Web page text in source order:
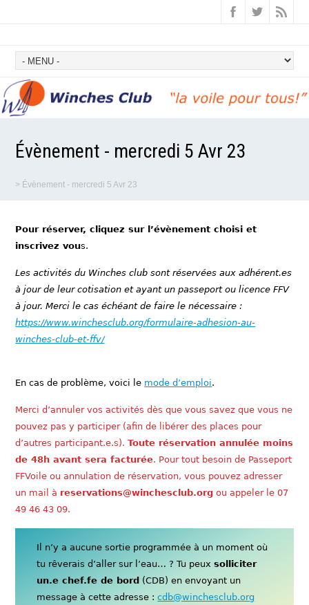
Évènement - mercredi 5 Avr 23
> Évènement - mercredi 5 Avr 23
Pour réserver, cliquez sur l’évènement choisi et
inscrivez vous.
Les activités du Winches club sont réservées aux adhérent.es
à jour de leur cotisation et ayant un passeport ou licence FFV
à jour. Merci le cas échéant de faire le nécessaire :
https://www.winchesclub.org/formulaire-adhesion-au-
winches-club-et-ffv/
En cas de problème, voici le mode d’emploi.
Merci d’annuler vos activités dès que vous savez que vous ne
pouvez pas y participer (afin de libérer des places pour
d’autres participant.e.s).Toute réservation annulée moins
de 48h avant sera facturée. Pour tout besoin de Passeport
FFVoile ou annulation de réservation, vous pouvez adresser
un mail à reservations@winchesclub.org ou appeler le 07
49 46 43 09.
Il n’y a aucune sortie programmée à un moment où
tu rêverais d’aller sur l’eau… ? Tu peuxsolliciter
un.e chef.fe de bord (CDB) en envoyant un
message à cette adresse :cdb@winchesclub.org